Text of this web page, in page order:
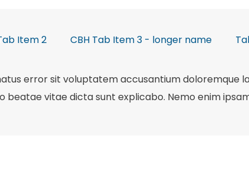
Item 2 CBH Tab Item 3 - longer name
error sit voluptatem accusantium doloremque
vitae dicta sunt explicabo. Nemo enim